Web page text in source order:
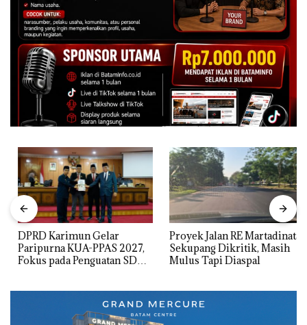
DPRD Karimun Gelar
Paripurna KUA-PPAS 2027,
Fokus pada Penguatan SDM,
Proyek Jalan RE Martadinata
Sekupang Dikritik, Masih
Mulus Tapi Diaspal